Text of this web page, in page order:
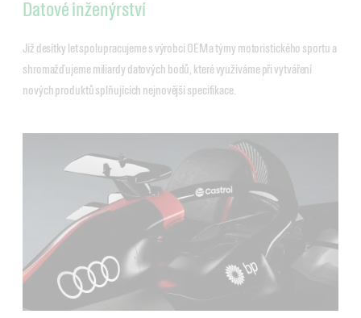
Datové inženýrství
Již desítky let spolupracujeme s výrobci OEM a týmy motoristického sportu a
shromažďujeme miliardy datových bodů, které využíváme při vytváření
nových produktů splňujících nejnovější specifikace.